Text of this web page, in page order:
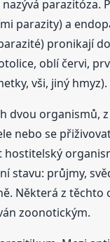
parazity) a
pronikají
oblí červi,
vši, jiný hmyz).
dvou
nebo se
stavu: průjmy,
Některá z
zoonotickým.